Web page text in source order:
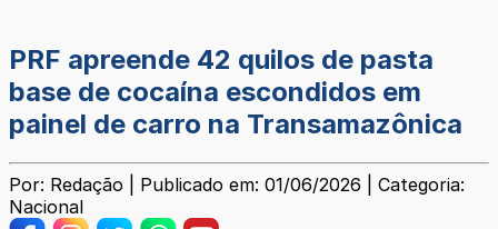
PRF apreende 42 quilos de pasta
base de cocaína escondidos em
painel de carro na Transamazônica
Por: Redação | Publicado em: 01/06/2026 | Categoria:
Nacional